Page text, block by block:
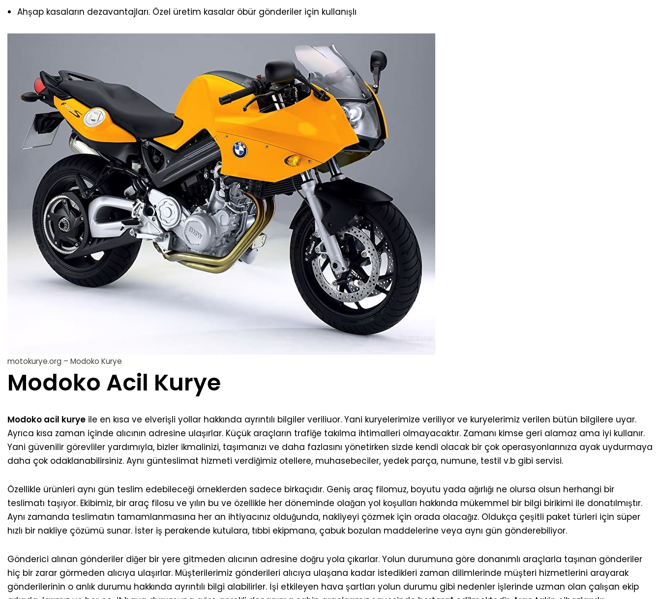
Ahşap kasaların dezavantajları. Özel üretim kasalar öbür gönderiler için kullanışlı
motokurye.org – Modoko Kurye
Modoko Acil Kurye
Modoko acil kurye ile en kısa ve elverişli yollar hakkında ayrıntılı bilgiler veriliuor. Yani kuryelerimize veriliyor ve kuryelerimiz verilen bütün bilgilere uyar.
Ayrıca kısa zaman içinde alıcının adresine ulaşırlar. Küçük araçların trafiğe takılma ihtimalleri olmayacaktır. Zamanı kimse geri alamaz ama iyi kullanır.
Yani güvenilir görevliler yardımıyla, bizler ikmalinizi, taşımanızı ve daha fazlasını yönetirken sizde kendi olacak bir çok operasyonlarınıza ayak uydurmaya
daha çok odaklanabilirsiniz. Aynı günteslimat hizmeti verdiğimiz otellere, muhasebeciler, yedek parça, numune, testil v.b gibi servisi.
Özellikle ürünleri aynı gün teslim edebileceği örneklerden sadece birkaçıdır. Geniş araç filomuz, boyutu yada ağırlığı ne olursa olsun herhangi bir
teslimatı taşıyor. Ekibimiz, bir araç filosu ve yılın bu ve özellikle her döneminde olağan yol koşulları hakkında mükemmel bir bilgi birikimi ile donatılmıştır.
Aynı zamanda teslimatın tamamlanmasına her an ihtiyacınız olduğunda, nakliyeyi çözmek için orada olacağız. Oldukça çeşitli paket türleri için süper
hızlı bir nakliye çözümü sunar. İster iş perakende kutulara, tıbbi ekipmana, çabuk bozulan maddelerine veya aynı gün gönderebiliyor.
Gönderici alınan gönderiler diğer bir yere gitmeden alıcının adresine doğru yola çıkarlar. Yolun durumuna göre donanımlı araçlarla taşınan gönderiler
hiç bir zarar görmeden alıcıya ulaşırlar. Müşterilerimiz gönderileri alıcıya ulaşana kadar istedikleri zaman dilimlerinde müşteri hizmetlerini arayarak
gönderilerinin o anlık durumu hakkında ayrıntılı bilgi alabilirler. İşi etkileyen hava şartları yolun durumu gibi nedenler işlerinde uzman olan çalışan ekip